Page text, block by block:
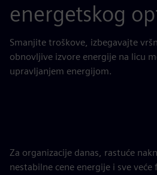
energetskog
Smanjite troškove, izbegavajte
obnovljive izvore energije na licu
upravljanjem energijom.
Za organizacije danas, rastuće
nestabilne cene energije i sve